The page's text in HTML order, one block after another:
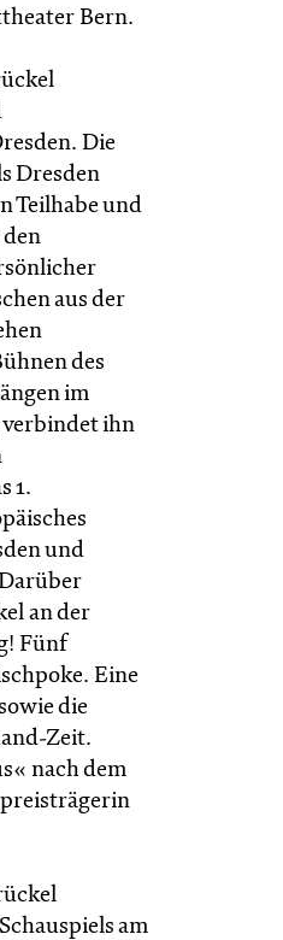
Bern.
Die
Dresden
Teilhabe und
aus der
des
im
ihn
1.
und
an der
Fünf
Eine
die
Zeit.
nach dem
am